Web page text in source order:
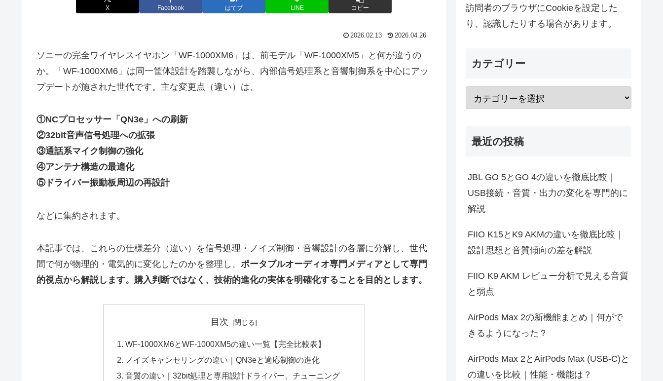
X Facebook はてブ LINE コピー
2026.02.13 2026.04.26
ソニーの完全ワイヤレスイヤホン「WF-1000XM6」は、前モデル「WF-1000XM5」と何が違うの
か。「WF-1000XM6」は同一筐体設計を踏襲しながら、内部信号処理系と音響制御系を中心にアッ
プデートが施された世代です。主な変更点（違い）は、
①NCプロセッサー「QN3e」への刷新
②32bit音声信号処理への拡張
③通話系マイク制御の強化
④アンテナ構造の最適化
⑤ドライバー振動板周辺の再設計
などに集約されます。
本記事では、これらの仕様差分（違い）を信号処理・ノイズ制御・音響設計の各層に分解し、世代
間で何が物理的・電気的に変化したのかを整理し、 ポータブルオーディオ専門メディアとして専門
的視点から解説します。購入判断ではなく、技術的進化の実体を明確化することを目的とします。
目次
WF-1000XM6とWF-1000XM5の違い一覧【完全比較表】
ノイズキャンセリングの違い｜QN3eと適応制御の進化
音質の違い｜32bit処理と専用設計ドライバー、チューニング
訪問者のブラウザにCookieを設定した
り、認識したりする場合があります。
カテゴリー
最近の投稿
JBL GO 5とGO 4の違いを徹底比較｜
USB接続・音質・出力の変化を専門的に
解説
FIIO K15とK9 AKMの違いを徹底比較｜
設計思想と音質傾向の差を解説
FIIO K9 AKM レビュー分析で見える音質
と弱点
AirPods Max 2の新機能まとめ｜何がで
きるようになった？
AirPods Max 2とAirPods Max (USB-C)と
の違いを比較｜性能・機能は？